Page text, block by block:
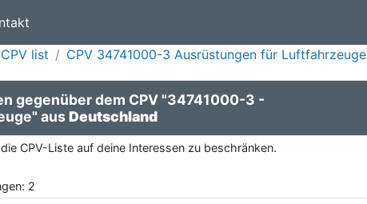
CPV list CPV 34741000-3 Ausrüstungen für Luftfahrzeuge
gegenüber dem CPV "34741000-3 -
ausDeutschland
CPV-Liste auf deine Interessen zu beschränken.
2